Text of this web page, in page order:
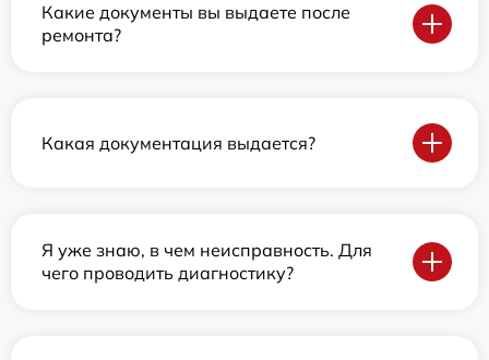
Какие документы вы выдаете после
ремонта?
Какая документация выдается?
Я уже знаю, в чем неисправность. Для
чего проводить диагностику?